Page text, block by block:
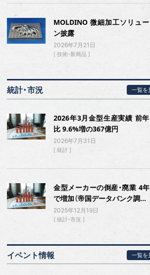
MOLDINO 微細加工ソリュ
ン披露
2026年7月21日
技術・新商品
統計・市況 一覧を
2026年3月金型生産実績 前
比 9.6%増の367億円
2026年7月31日
統計
金型メーカーの倒産・廃業 4
で増加（帝国データバンク調...
2025年12月19日
統計・市況
イベント情報 一覧を